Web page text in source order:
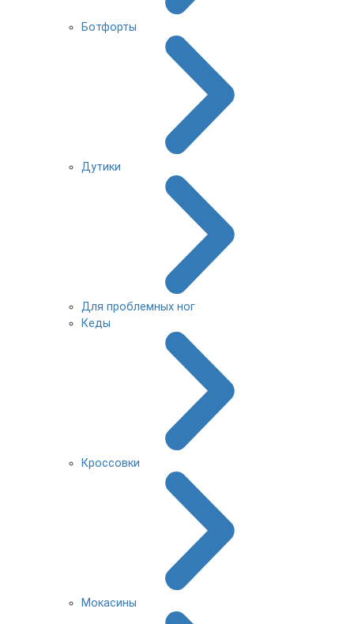
Ботфорты
Дутики
Для проблемных ног
Кеды
Кроссовки
Мокасины